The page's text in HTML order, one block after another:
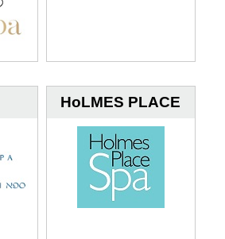
HoLMES PLACE